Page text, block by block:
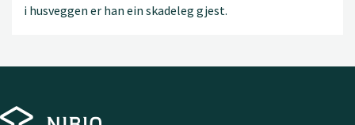
i husveggen er han ein skadeleg gjest.